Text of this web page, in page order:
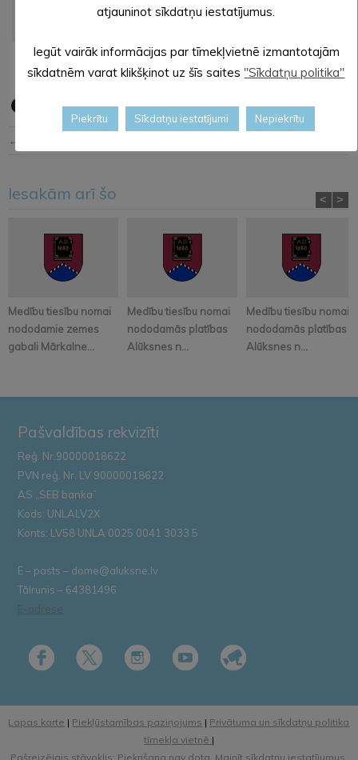
Aicinām vakcinēties pret Covid-19 Alūksnes vakcinācijas
← Iepriekšējā ziņa
Iesakām arī šo
Medību tiesību nomai
nododamie zemes
gabali Mārkalne...
Medību tiesību nomai
nododamās platības
Alūksnes n...
Medību tiesību nomai
nododamās platības
Alūksnes n...
< >
Pašvaldības rekvizīti
Reģ. Nr.90000018622
PVN reģ. Nr. LV 90000018622
AS „SEB banka”
Kods: UNLALV2X
Konts: LV58 UNLA 0025 0041 3033 5
E – pasts – dome@aluksne.lv
Tālrunis – 64381496
E-adrese
Lapas karte | Piekļūstamības paziņojums | Privātuma un sīkdatņu politika
tīmekļa vietnē |
Pašreizējais stāvoklis: Piekrišana nav dota. Mainīt sīkdatņu iestatījumus.
atjauninot sīkdatņu iestatījumus.
Iegūt vairāk informācijas par tīmekļvietnē izmantotajām
sīkdatnēm varat klikšķinot uz šīs saites "Sīkdatņu politika"
Piekrītu Sīkdatņu iestatījumi Nepiekrītu